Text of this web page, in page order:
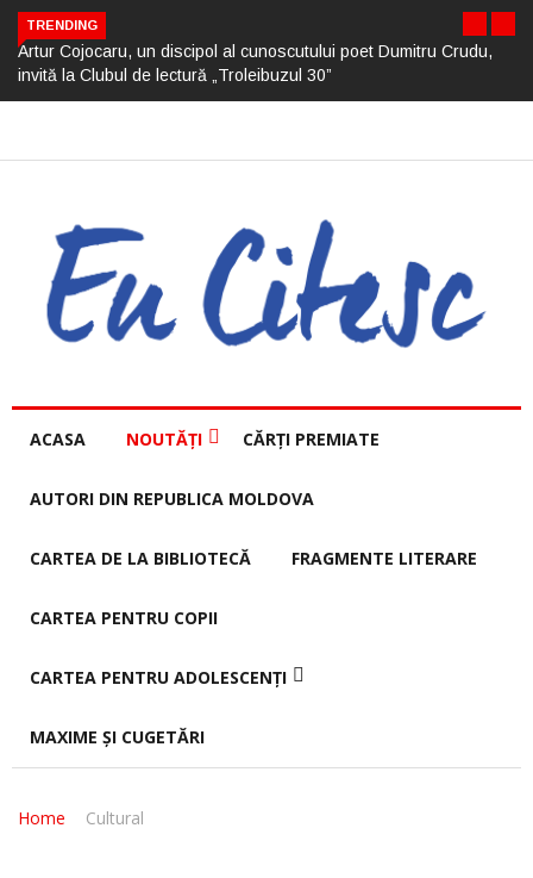
TRENDING
Artur Cojocaru, un discipol al cunoscutului poet Dumitru Crudu,
invită la Clubul de lectură „Troleibuzul 30”
ACASA NOUTĂȚI CĂRȚI PREMIATE
AUTORI DIN REPUBLICA MOLDOVA
CARTEA DE LA BIBLIOTECĂ FRAGMENTE LITERARE
CARTEA PENTRU COPII
CARTEA PENTRU ADOLESCENȚI
MAXIME ȘI CUGETĂRI
Home Cultural